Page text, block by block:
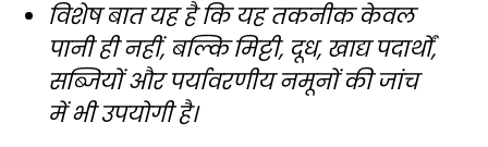
विशेष बात यह है कि यह तकनीक केवल
पानी ही नहीं, बल्कि मिट्टी, दूध, खाद्य पदार्थों,
सब्जियों और पर्यावरणीय नमूनों की जांच
में भी उपयोगी है।